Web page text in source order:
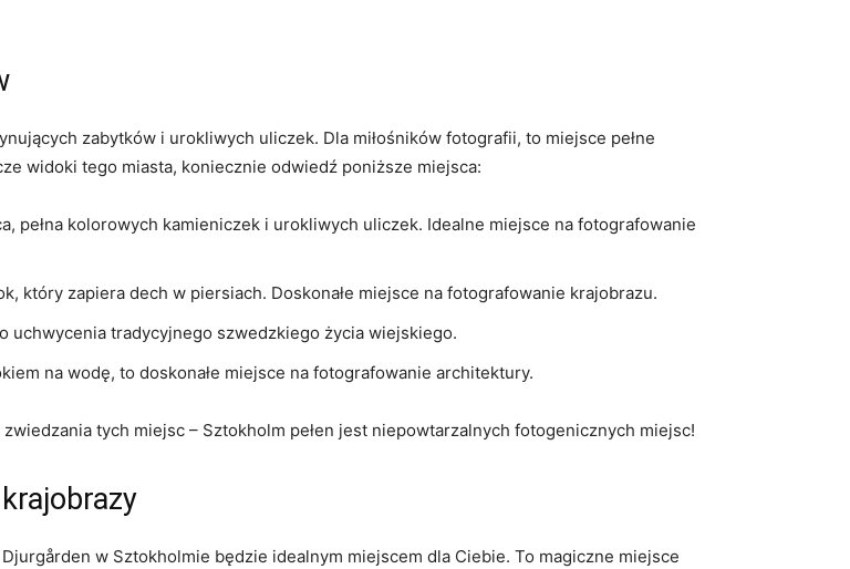
zabytków i ‌urokliwych uliczek. Dla miłośników fotografii, to miejsce pełne
widoki ⁤tego miasta, koniecznie ⁢odwiedź poniższe ‍miejsca:
pełna kolorowych kamieniczek⁣ i urokliwych uliczek. Idealne miejsce⁣ na fotografowanie
który zapiera dech‌ w piersiach.‍ Doskonałe miejsce ‌na ​fotografowanie krajobrazu.
uchwycenia⁢ tradycyjnego szwedzkiego życia wiejskiego.
⁤na wodę, to⁢ doskonałe miejsce na fotografowanie ​architektury.
tych miejsc‍ – Sztokholm‍ pełen jest niepowtarzalnych ⁣fotogenicznych miejsc!
w Sztokholmie będzie idealnym miejscem dla Ciebie. To magiczne miejsce